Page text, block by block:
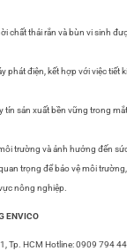
chất thải rắn và bùn vi sinh
phát điện, kết hợp với việc tiết
tín sản xuất bền vững trong mắt
trường và ảnh hưởng đến
trọng để bảo vệ môi trường,
nông nghiệp.
ENVICO
Tp. HCM Hotline: 0909 794